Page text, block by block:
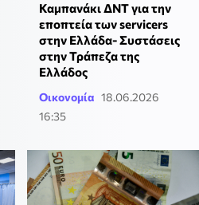
Καμπανάκι ΔΝΤ για την
εποπτεία των servicers
στην Ελλάδα- Συστάσεις
στην Τράπεζα της
Ελλάδος
Οικονομία 18.06.2026
16:35